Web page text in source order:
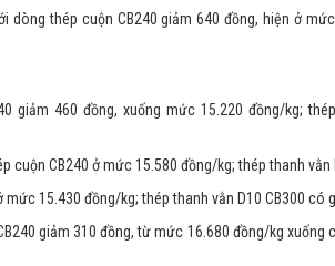
dòng thép cuộn CB240 giảm 640 đồng, hiện ở
giảm 460 đồng, xuống mức 15.220 đồng/kg;
cuộn CB240 ở mức 15.580 đồng/kg; thép thanh vằn
mức 15.430 đồng/kg; thép thanh vằn D10 CB300 có
giảm 310 đồng, từ mức 16.680 đồng/kg